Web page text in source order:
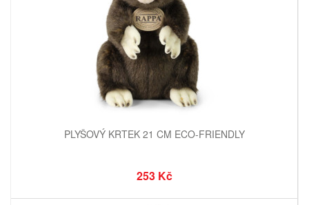
PLYŠOVÝ KRTEK 21 CM ECO-FRIENDLY
253 Kč